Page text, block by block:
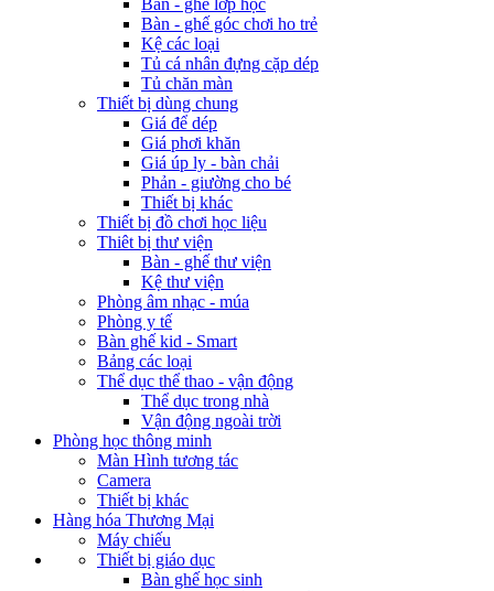
Bàn - ghế lớp học
Bàn - ghế góc chơi ho trẻ
Kệ các loại
Tủ cá nhân đựng cặp dép
Tủ chăn màn
Thiết bị dùng chung
Giá để dép
Giá phơi khăn
Giá úp ly - bàn chải
Phản - giường cho bé
Thiết bị khác
Thiết bị đồ chơi học liệu
Thiêt bị thư viện
Bàn - ghế thư viện
Kệ thư viện
Phòng âm nhạc - múa
Phòng y tế
Bàn ghế kid - Smart
Bảng các loại
Thể dục thể thao - vận động
Thể dục trong nhà
Vận động ngoài trời
Phòng học thông minh
Màn Hình tương tác
Camera
Thiết bị khác
Hàng hóa Thương Mại
Máy chiếu
Thiết bị giáo dục
Bàn ghế học sinh